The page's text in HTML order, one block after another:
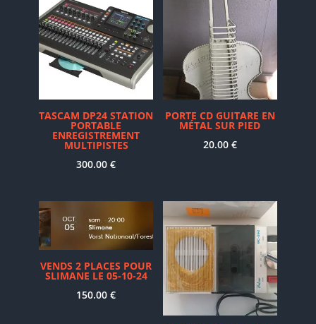
TASCAM DP24 STATION
PORTABLE
ENREGISTREMENT
MULTIPISTES
300.00 €
PORTE CD GUITARE EN
MÉTAL SUR PIED
20.00 €
VENDS 2 PLACES POUR
SLIMANE LE 05-10-24
150.00 €